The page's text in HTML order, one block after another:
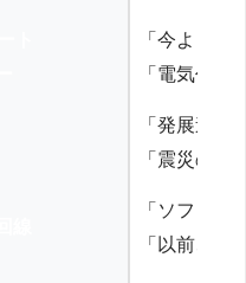
「今より
「電気代を
「発展途
「震災の
「ソフト
「以前、